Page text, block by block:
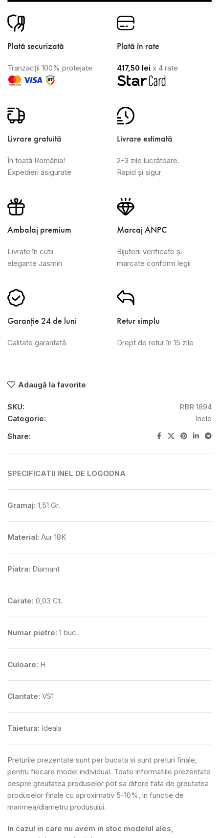
Plată securizată
Tranzacții 100% protejate
Plată în rate
417,50 lei x 4 rate
Livrare gratuită
În toată România!
Expedieri asigurate
Livrare estimată
2-3 zile lucrătoare.
Rapid și sigur
Ambalaj premium
Livrate în cutii
elegante Jasmin
Marcaj ANPC
Bijuterii verificate și
marcate conform legii
Garanție 24 de luni
Calitate garantată
Retur simplu
Drept de retur în 15 zile
Adaugă la favorite
SKU:
RBR 1894
Categorie:
Inele
Share:
SPECIFICATII INEL DE LOGODNA
Gramaj: 1,51 Gr.
Material: Aur 18K
Piatra: Diamant
Carate: 0,03 Ct.
Numar pietre: 1 buc.
Culoare: H
Claritate: VS1
Taietura: Ideala
Preturile prezentate sunt per bucata si sunt preturi finale,
pentru fiecare model individual. Toate informatiile prezentate
despre greutatea produselor pot sa difere fata de greutatea
produselor finale cu aproximativ 5-10%, in functie de
marimea/diametru produsului.
In cazul in care nu avem in stoc modelul ales,